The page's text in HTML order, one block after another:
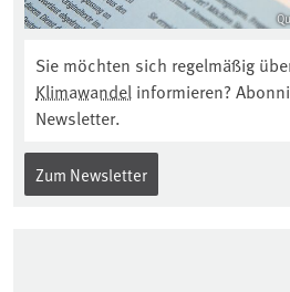
Sie möchten sich regelmäßig
Klimawandel informieren?
Newsletter.
Zum Newsletter